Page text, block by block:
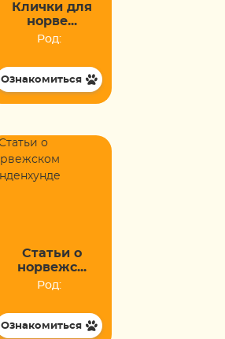
Клички для
норве...
Род:
Ознакомиться
Статьи о
норвежс...
Род:
Ознакомиться